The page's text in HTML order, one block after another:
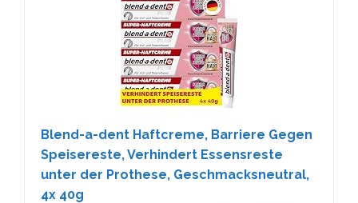
Blend-a-dent Haftcreme, Barriere Gegen
Speisereste, Verhindert Essensreste
unter der Prothese, Geschmacksneutral,
4x 40g